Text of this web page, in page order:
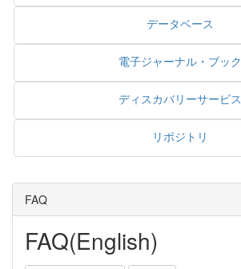
データベース
電子ジャーナル・ブック
ディスカバリーサービス
リポジトリ
FAQ
FAQ(English)